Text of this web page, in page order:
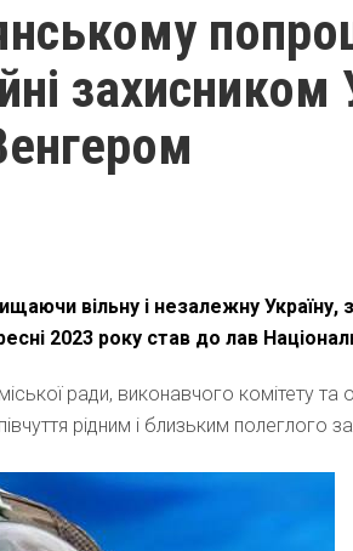
захисником
вільну і незалежну
2023 року став до лав
міської ради, виконавчого комітету
рідним і близьким полеглого